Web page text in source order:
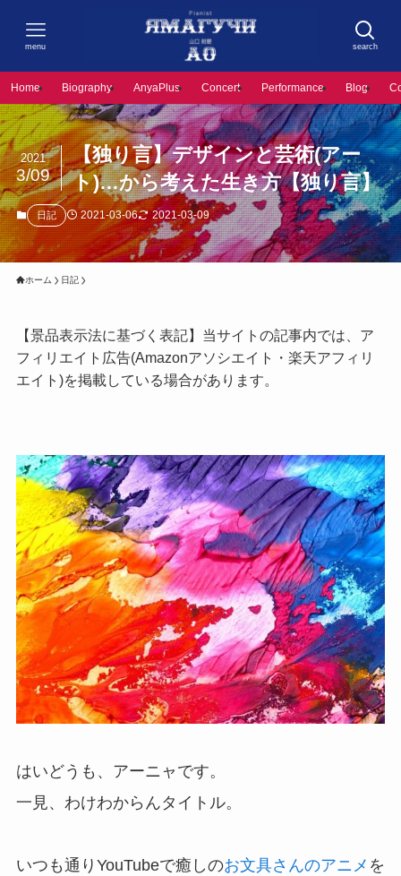
search
menu
Home Biography AnyaPlus Concert Performance Blog
【独り言】デザインと芸術(アー
ト)…から考えた生き方【独り言】
2021
3/09
日記 2021-03-06 2021-03-09
ホーム 日記
【景品表示法に基づく表記】当サイトの記事内では、ア
フィリエイト広告(Amazonアソシエイト・楽天アフィリ
エイト)を掲載している場合があります。
はいどうも、アーニャです。
一見、わけわからんタイトル。
いつも通りYouTubeで癒しのお文具さんのアニメ を